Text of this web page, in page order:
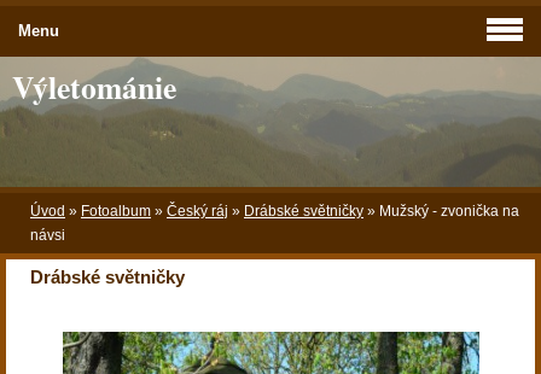
Výletománie
Úvod » Fotoalbum » Český ráj » Drábské světničky » Mužský - zvonička na
návsi
Drábské světničky
Menu